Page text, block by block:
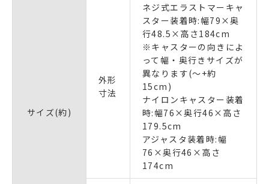
サイズ(約)
外形
寸法
ネジ式エラストマーキャ
スター装着時:幅79×奥
行48.5×高さ184cm
※キャスターの向きによ
って幅・奥行きサイズが
異なります(～+約
15cm)
ナイロンキャスター装着
時:幅76×奥行46×高さ
179.5cm
アジャスタ装着時:幅
76×奥行46×高さ
174cm